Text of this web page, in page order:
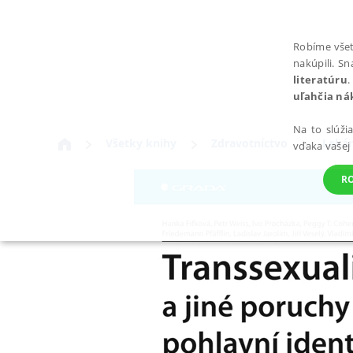
Robíme
nakúpili.
literatúru
uľahčia
Na to
vďaka
POTREBNÉ
Nevyhnutné súbory cookie umožňujú základné funkcie